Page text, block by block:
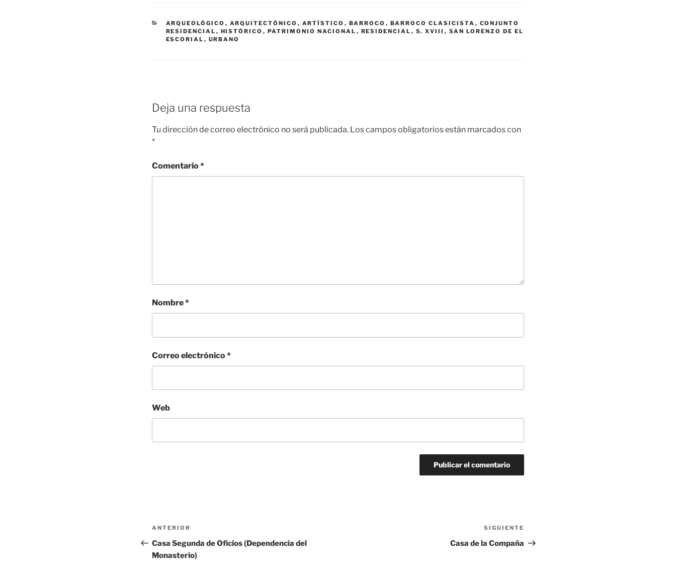
CATEGORÍAS
ARQUEOLÓGICO , ARQUITECTÓNICO , ARTÍSTICO , BARROCO , BARROCO CLASICISTA , CONJUNTO
RESIDENCIAL , HISTÓRICO , PATRIMONIO NACIONAL , RESIDENCIAL , S. XVIII , SAN LORENZO DE EL
ESCORIAL , URBANO
Deja una respuesta
Tu dirección de correo electrónico no será publicada. Los campos obligatorios están marcados con
*
Comentario*
Nombre*
Correo electrónico*
Web
Navegación
de
entradas
Entrada
anterior:
ANTERIOR
Casa Segunda de Oficios (Dependencia del
Monasterio)
entrada
SIGUIENTE
Casa de la Compaña